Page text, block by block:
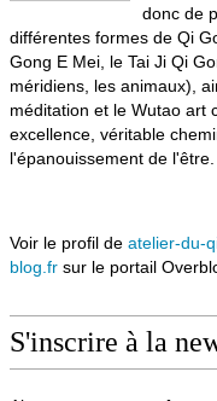
donc de
différentes formes de Qi
Gong E Mei, le Tai Ji Qi
méridiens, les animaux),
méditation et le Wutao art
excellence, véritable
l'épanouissement de l'être.
Voir le profil de atelier-du-
blog.fr sur le portail
S'inscrire à la